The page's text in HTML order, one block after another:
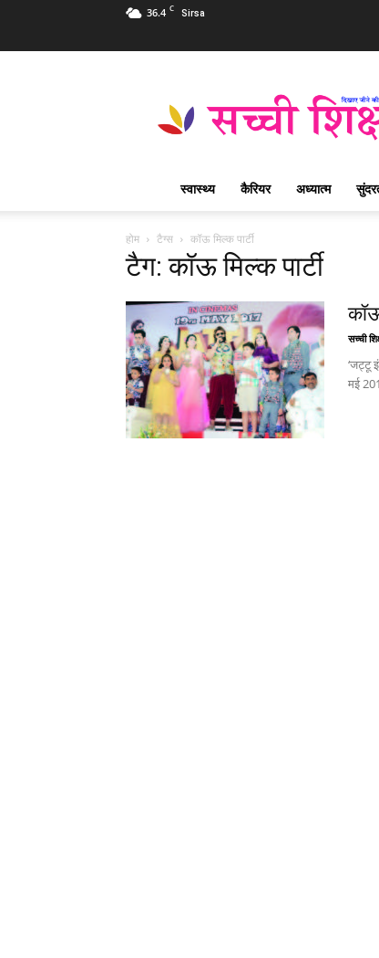
36.4 C Sirsa
Shiksha
शिक्षा
स्वास्थ्य कैरियर अध्यात्म
होम टैग्स कॉऊ मिल्क पार्टी
टैग: कॉऊ मिल्क पार्टी
सच्ची
‘जट्टू
मई